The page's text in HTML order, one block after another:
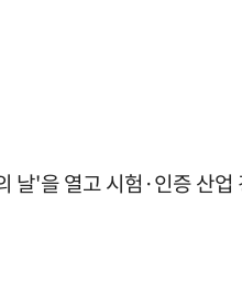
'을 열고 시험·인증 산